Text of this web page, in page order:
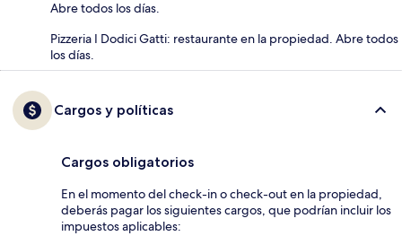
Abre todos los días.
Pizzeria I Dodici Gatti: restaurante en la propiedad. Abre todos
los días.
Cargos y políticas
Cargos obligatorios
En el momento del check-in o check-out en la propiedad,
deberás pagar los siguientes cargos, que podrían incluir los
impuestos aplicables: